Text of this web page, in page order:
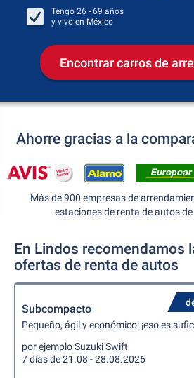
Tengo 26 - 69 años
y vivo en México
Encontrar carros de
Ahorre gracias a la
Más de 900 empresas de
estaciones de renta de autos
En Lindos recomendamos
ofertas de renta de autos
Subcompacto
Pequeño, ágil y económico: ¡eso es
por ejemplo Suzuki Swift
7 días de 21.08 - 28.08.2026